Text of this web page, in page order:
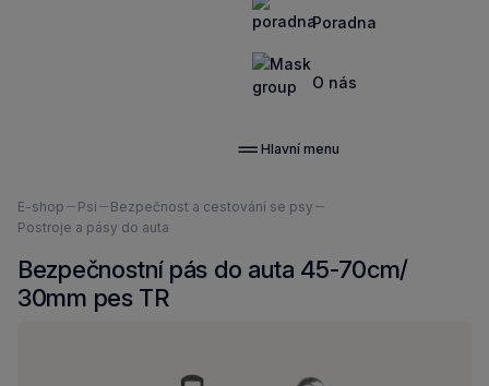
Poradna
O nás
Hlavní menu
Nacházíte
se
E-shop Psi
Bezpečnost a cestování se psy
Postroje a pásy do auta
Bezpečnostní pás do auta 45-70cm/
30mm pes TR